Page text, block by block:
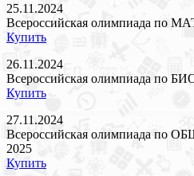
25.11.2024
Всероссийская олимпиада по
Купить
26.11.2024
Всероссийская олимпиада по
Купить
27.11.2024
Всероссийская олимпиада
2025
Купить